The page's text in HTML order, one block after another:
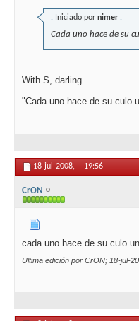
. Iniciado por nimer .
Cada uno hace de su
With S, darling
"Cada uno hace de su culo
18-jul-2008, 19:56
CrON
cada uno hace de su culo
Ultima edición por CrON; 18-jul-